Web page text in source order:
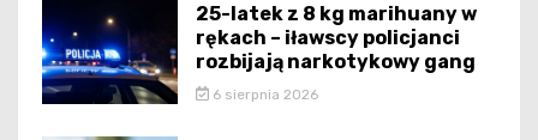
25-latek z 8 kg marihuany w
rękach – iławscy policjanci
rozbijają narkotykowy gang
6 sierpnia 2026